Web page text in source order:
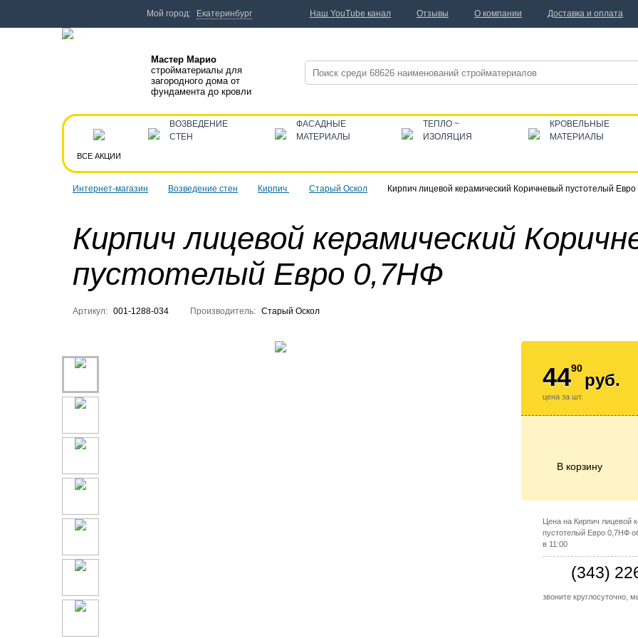
Интернет-магазин Возведение стен Кирпич Старый Оскол Кирпич лицевой керамический Коричневый пустотелый
Кирпич лицевой керамический
пустотелый Евро 0,7НФ
Артикул: 001-1288-034 Производитель: Старый Оскол
4490
руб.
цена за шт.
В корзину
Цена на Кирпич лицевой
пустотелый Евро 0,7НФ
в 11:00
(343)
звоните круглосуточно,
Мастер Марио
стройматериалы для
загородного дома от
фундамента до кровли
ВСЕ АКЦИИ
ВОЗВЕДЕНИЕ
СТЕН
ФАСАДНЫЕ
МАТЕРИАЛЫ
ТЕПЛО ~
ИЗОЛЯЦИЯ
КРОВЕЛЬНЫЕ
МАТЕРИАЛЫ
Мой город: Екатеринбург Наш YouTube канал Отзывы О компании Доставка и оплата